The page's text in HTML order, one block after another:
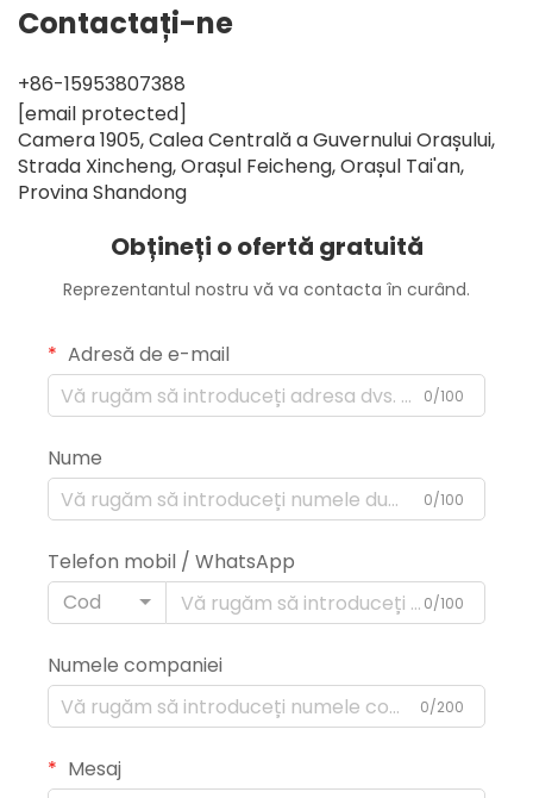
Contactați-ne
+86-15953807388
[email protected]
Camera 1905, Calea Centrală a Guvernului Orașului,
Strada Xincheng, Orașul Feicheng, Orașul Tai'an,
Provina Shandong
Obțineți o ofertă gratuită
Reprezentantul nostru vă va contacta în curând.
Adresă de e-mail
0/100
Nume
0/100
Telefon mobil / WhatsApp
Cod
0/100
Numele companiei
0/200
Mesaj